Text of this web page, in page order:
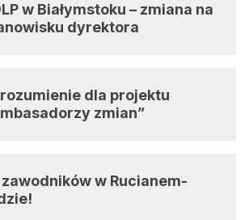
w Białymstoku – zmiana na
dyrektora
dla projektu
zmian”
zawodników w Rucianem-